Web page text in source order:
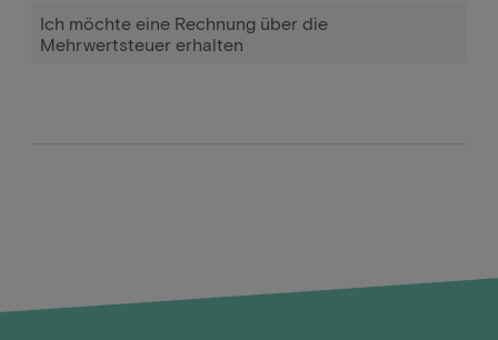
Ich möchte eine Rechnung über die
Mehrwertsteuer erhalten